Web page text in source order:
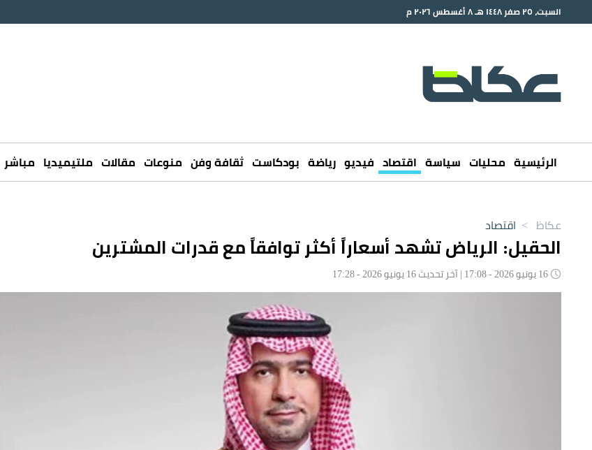
السبت، ٢٥ صفر ١٤٤٨ هـ ٨ أغسطس ٢٠٢٦ م
الرئيسية محليات سياسة اقتصاد فيديو رياضة بودكاست ثقافة وفن منوعات مقالات ملتيميديا مباشر
عكاظ > اقتصاد
الحقيل: الرياض تشهد أسعاراً أكثر توافقاً مع قدرات المشترين